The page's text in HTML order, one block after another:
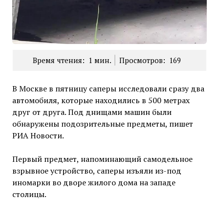
Время чтения: 1 мин. Просмотров: 169
В Москве в пятницу саперы исследовали сразу два
автомобиля, которые находились в 500 метрах
друг от друга. Под днищами машин были
обнаружены подозрительные предметы, пишет
РИА Новости.
Первый предмет, напоминающий самодельное
взрывное устройство, саперы изъяли из-под
иномарки во дворе жилого дома на западе
столицы.